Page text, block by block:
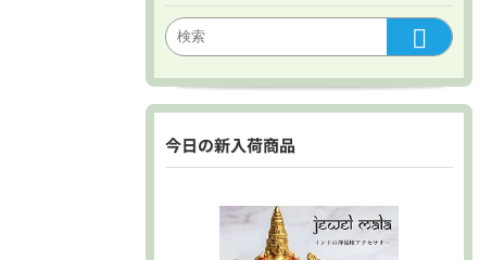
今日の新入荷商品